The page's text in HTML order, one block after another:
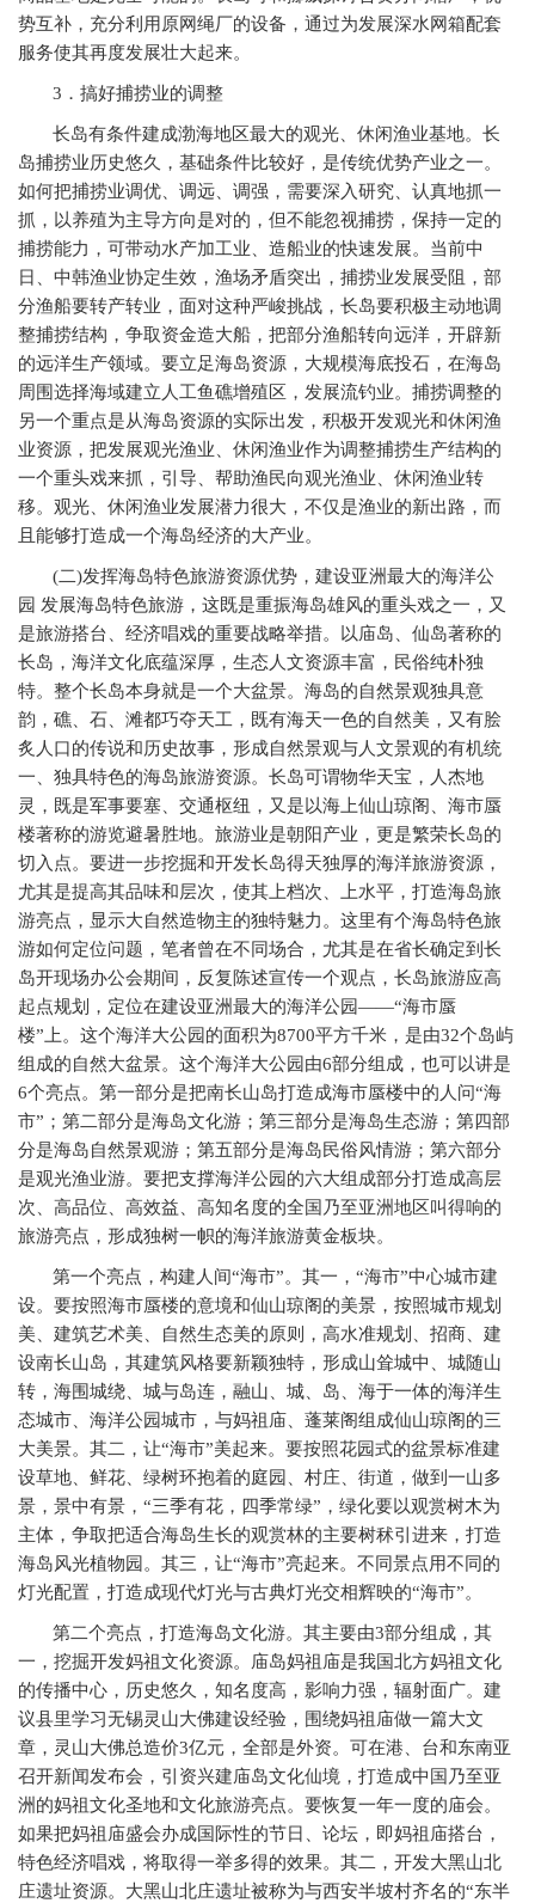
势互补，充分利用原网绳厂的设备，通过为发展深水网箱配套
服务使其再度发展壮大起来。
3 ．搞好捕捞业的调整
长岛有条件建成渤海地区最大的观光、休闲渔业基地。长
岛捕捞业历史悠久，基础条件比较好，是传统优势产业之一。
如何把捕捞业调优、调远、调强，需要深入研究、认真地抓一
抓，以养殖为主导方向是对的，但不能忽视捕捞，保持一定的
捕捞能力，可带动水产加工业、造船业的快速发展。当前中
日、中韩渔业协定生效，渔场矛盾突出，捕捞业发展受阻，部
分渔船要转产转业，面对这种严峻挑战，长岛要积极主动地调
整捕捞结构，争取资金造大船，把部分渔船转向远洋，开辟新
的远洋生产领域。要立足海岛资源，大规模海底投石，在海岛
周围选择海域建立人工鱼礁增殖区，发展流钓业。捕捞调整的
另一个重点是从海岛资源的实际出发，积极开发观光和休闲渔
业资源，把发展观光渔业、休闲渔业作为调整捕捞生产结构的
一个重头戏来抓，引导、帮助渔民向观光渔业、休闲渔业转
移。观光、休闲渔业发展潜力很大，不仅是渔业的新出路，而
且能够打造成一个海岛经济的大产业。
(二)发挥海岛特色旅游资源优势，建设亚洲最大的海洋公
园 发展海岛特色旅游，这既是重振海岛雄风的重头戏之一，又
是旅游搭台、经济唱戏的重要战略举措。以庙岛、仙岛著称的
长岛，海洋文化底蕴深厚，生态人文资源丰富，民俗纯朴独
特。整个长岛本身就是一个大盆景。海岛的自然景观独具意
韵，礁、石、滩都巧夺天工，既有海天一色的自然美，又有脍
炙人口的传说和历史故事，形成自然景观与人文景观的有机统
一、独具特色的海岛旅游资源。长岛可谓物华天宝，人杰地
灵，既是军事要塞、交通枢纽，又是以海上仙山琼阁、海市蜃
楼著称的游览避暑胜地。旅游业是朝阳产业，更是繁荣长岛的
切入点。要进一步挖掘和开发长岛得天独厚的海洋旅游资源，
尤其是提高其品味和层次，使其上档次、上水平，打造海岛旅
游亮点，显示大自然造物主的独特魅力。这里有个海岛特色旅
游如何定位问题，笔者曾在不同场合，尤其是在省长确定到长
岛开现场办公会期间，反复陈述宣传一个观点，长岛旅游应高
起点规划，定位在建设亚洲最大的海洋公园——“海市蜃
楼”上。这个海洋大公园的面积为8700平方千米，是由32个岛屿
组成的自然大盆景。这个海洋大公园由6部分组成，也可以讲是
6个亮点。第一部分是把南长山岛打造成海市蜃楼中的人问“海
市”；第二部分是海岛文化游；第三部分是海岛生态游；第四部
分是海岛自然景观游；第五部分是海岛民俗风情游；第六部分
是观光渔业游。要把支撑海洋公园的六大组成部分打造成高层
次、高品位、高效益、高知名度的全国乃至亚洲地区叫得响的
旅游亮点，形成独树一帜的海洋旅游黄金板块。
第一个亮点，构建人间“海市”。其一，“海市”中心城市建
设。要按照海市蜃楼的意境和仙山琼阁的美景，按照城市规划
美、建筑艺术美、自然生态美的原则，高水准规划、招商、建
设南长山岛，其建筑风格要新颖独特，形成山耸城中、城随山
转，海围城绕、城与岛连，融山、城、岛、海于一体的海洋生
态城市、海洋公园城市，与妈祖庙、蓬莱阁组成仙山琼阁的三
大美景。其二，让“海市”美起来。要按照花园式的盆景标准建
设草地、鲜花、绿树环抱着的庭园、村庄、街道，做到一山多
景，景中有景，“三季有花，四季常绿”，绿化要以观赏树木为
主体，争取把适合海岛生长的观赏林的主要树秫引进来，打造
海岛风光植物园。其三，让“海市”亮起来。不同景点用不同的
灯光配置，打造成现代灯光与古典灯光交相辉映的“海市”。
第二个亮点，打造海岛文化游。其主要由3部分组成，其
一，挖掘开发妈祖文化资源。庙岛妈祖庙是我国北方妈祖文化
的传播中心，历史悠久，知名度高，影响力强，辐射面广。建
议县里学习无锡灵山大佛建设经验，围绕妈祖庙做一篇大文
章，灵山大佛总造价3亿元，全部是外资。可在港、台和东南亚
召开新闻发布会，引资兴建庙岛文化仙境，打造成中国乃至亚
洲的妈祖文化圣地和文化旅游亮点。要恢复一年一度的庙会。
如果把妈祖庙盛会办成国际性的节日、论坛，即妈祖庙搭台，
特色经济唱戏，将取得一举多得的效果。其二，开发大黑山北
庄遗址资源。大黑山北庄遗址被称为与西安半坡村齐名的“东半